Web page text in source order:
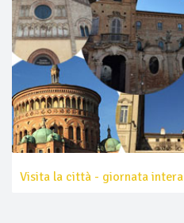
Visita la città - giornata intera